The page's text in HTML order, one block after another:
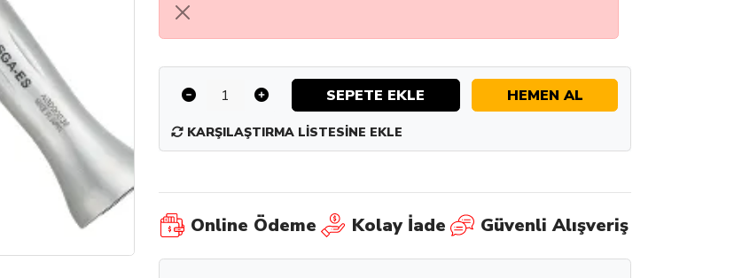
SEPETE EKLE HEMEN AL
KARŞILAŞTIRMA LISTESINE EKLE
Online Ödeme Kolay İade Güvenli Alışveriş